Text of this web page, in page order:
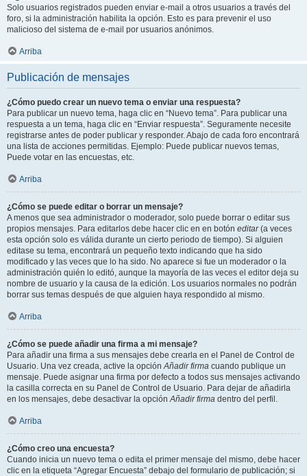
Solo usuarios registrados pueden enviar e-mail a otros usuarios a través del
foro, si la administración habilita la opción. Esto es para prevenir el uso
malicioso del sistema de e-mail por usuarios anónimos.
Arriba
Publicación de mensajes
¿Cómo puedo crear un nuevo tema o enviar una respuesta?
Para publicar un nuevo tema, haga clic en “Nuevo tema”. Para publicar una
respuesta a un tema, haga clic en “Enviar respuesta”. Seguramente necesite
registrarse antes de poder publicar y responder. Abajo de cada foro encontrará
una lista de acciones permitidas. Ejemplo: Puede publicar nuevos temas,
Puede votar en las encuestas, etc.
Arriba
¿Cómo se puede editar o borrar un mensaje?
A menos que sea administrador o moderador, solo puede borrar o editar sus
propios mensajes. Para editarlos debe hacer clic en en botón editar(a veces
esta opción solo es válida durante un cierto periodo de tiempo). Si alguien
editase su tema, encontrará un pequeño texto indicando que ha sido
modificado y las veces que lo ha sido. No aparece si fue un moderador o la
administración quién lo editó, aunque la mayoría de las veces el editor deja su
nombre de usuario y la causa de la edición. Los usuarios normales no podrán
borrar sus temas después de que alguien haya respondido al mismo.
Arriba
¿Cómo se puede añadir una firma a mi mensaje?
Para añadir una firma a sus mensajes debe crearla en el Panel de Control de
Usuario. Una vez creada, active la opciónAñadir firma cuando publique un
mensaje. Puede asignar una firma por defecto a todos sus mensajes activando
la casilla correcta en su Panel de Control de Usuario. Para dejar de añadirla
en los mensajes, debe desactivar la opciónAñadir firma dentro del perfil.
Arriba
¿Cómo creo una encuesta?
Cuando inicia un nuevo tema o edita el primer mensaje del mismo, debe hacer
clic en la etiqueta “Agregar Encuesta” debajo del formulario de publicación; si